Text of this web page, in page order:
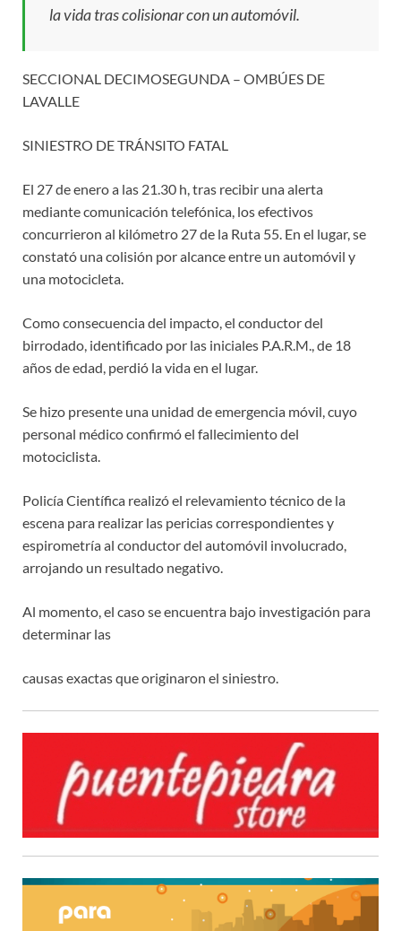
la vida tras colisionar con un automóvil.
SECCIONAL DECIMOSEGUNDA – OMBÚES DE
LAVALLE
SINIESTRO DE TRÁNSITO FATAL
El 27 de enero a las 21.30 h, tras recibir una alerta
mediante comunicación telefónica, los efectivos
concurrieron al kilómetro 27 de la Ruta 55. En el lugar, se
constató una colisión por alcance entre un automóvil y
una motocicleta.
Como consecuencia del impacto, el conductor del
birrodado, identificado por las iniciales P.A.R.M., de 18
años de edad, perdió la vida en el lugar.
Se hizo presente una unidad de emergencia móvil, cuyo
personal médico confirmó el fallecimiento del
motociclista.
Policía Científica realizó el relevamiento técnico de la
escena para realizar las pericias correspondientes y
espirometría al conductor del automóvil involucrado,
arrojando un resultado negativo.
Al momento, el caso se encuentra bajo investigación para
determinar las
causas exactas que originaron el siniestro.